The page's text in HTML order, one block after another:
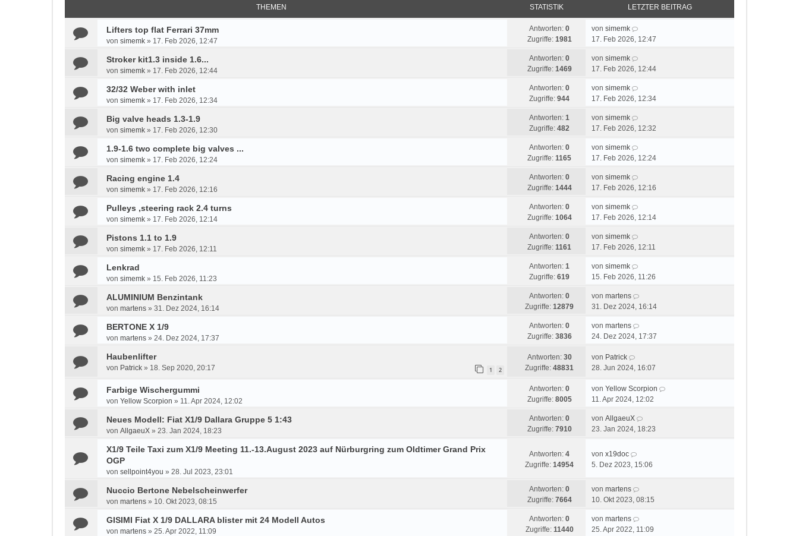
THEMEN STATISTIK LETZTER BEITRAG
Lifters top flat Ferrari 37mm
von simemk » 17. Feb 2026, 12:47
Antworten: 0
Zugriffe: 1981
von simemk
17. Feb 2026, 12:47
Stroker kit1.3 inside 1.6...
von simemk » 17. Feb 2026, 12:44
Antworten: 0
Zugriffe: 1469
von simemk
17. Feb 2026, 12:44
32/32 Weber with inlet
von simemk » 17. Feb 2026, 12:34
Antworten: 0
Zugriffe: 944
von simemk
17. Feb 2026, 12:34
Big valve heads 1.3-1.9
von simemk » 17. Feb 2026, 12:30
Antworten: 1
Zugriffe: 482
von simemk
17. Feb 2026, 12:32
1.9-1.6 two complete big valves ...
von simemk » 17. Feb 2026, 12:24
Antworten: 0
Zugriffe: 1165
von simemk
17. Feb 2026, 12:24
Racing engine 1.4
von simemk » 17. Feb 2026, 12:16
Antworten: 0
Zugriffe: 1444
von simemk
17. Feb 2026, 12:16
Pulleys ,steering rack 2.4 turns
von simemk » 17. Feb 2026, 12:14
Antworten: 0
Zugriffe: 1064
von simemk
17. Feb 2026, 12:14
Pistons 1.1 to 1.9
von simemk » 17. Feb 2026, 12:11
Antworten: 0
Zugriffe: 1161
von simemk
17. Feb 2026, 12:11
Lenkrad
von simemk » 15. Feb 2026, 11:23
Antworten: 1
Zugriffe: 619
von simemk
15. Feb 2026, 11:26
ALUMINIUM Benzintank
von martens » 31. Dez 2024, 16:14
Antworten: 0
Zugriffe: 12879
von martens
31. Dez 2024, 16:14
BERTONE X 1/9
von martens » 24. Dez 2024, 17:37
Antworten: 0
Zugriffe: 3836
von martens
24. Dez 2024, 17:37
Haubenlifter
von Patrick » 18. Sep 2020, 20:17 1 2
Antworten: 30
Zugriffe: 48831
von Patrick
28. Jun 2024, 16:07
Farbige Wischergummi
von Yellow Scorpion » 11. Apr 2024, 12:02
Antworten: 0
Zugriffe: 8005
von Yellow Scorpion
11. Apr 2024, 12:02
Neues Modell: Fiat X1/9 Dallara Gruppe 5 1:43
von AllgaeuX » 23. Jan 2024, 18:23
Antworten: 0
Zugriffe: 7910
von AllgaeuX
23. Jan 2024, 18:23
X1/9 Teile Taxi zum X1/9 Meeting 11.-13.August 2023 auf Nürburgring zum Oldtimer Grand Prix
OGP
von sellpoint4you » 28. Jul 2023, 23:01
Antworten: 4
Zugriffe: 14954
von x19doc
5. Dez 2023, 15:06
Nuccio Bertone Nebelscheinwerfer
von martens » 10. Okt 2023, 08:15
Antworten: 0
Zugriffe: 7664
von martens
10. Okt 2023, 08:15
GISIMI Fiat X 1/9 DALLARA blister mit 24 Modell Autos
von martens » 25. Apr 2022, 11:09
Antworten: 0
Zugriffe: 11440
von martens
25. Apr 2022, 11:09